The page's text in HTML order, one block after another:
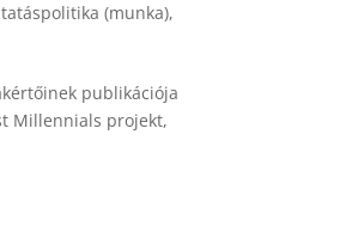
(munka),
publikációja
Millennials projekt,